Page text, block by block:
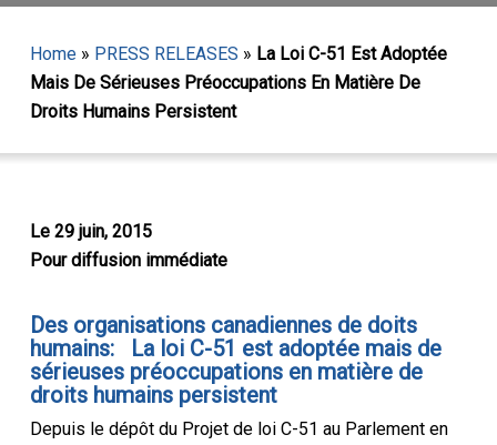
Home» PRESS RELEASES » La Loi C-51 Est Adoptée
Mais De Sérieuses Préoccupations En Matière De
Droits Humains Persistent
Le 29 juin, 2015
Pour diffusion immédiate
Des organisations canadiennes de doits
humains: La loi C-51 est adoptée mais de
sérieuses préoccupations en matière de
droits humains persistent
Depuis le dépôt du Projet de loi C-51 au Parlement en